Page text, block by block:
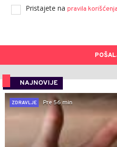
Pristajete na pravila korišćenja
NAJNOVIJE
ZDRAVLJE
Pre 56 min